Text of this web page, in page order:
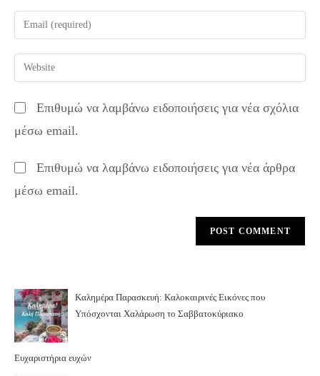
name
comment
Enter
your
email
address
comment
Enter
your
URL
(optional)
Επιθυμώ να λαμβάνω ειδοποιήσεις για νέα σχόλια
μέσω email.
Επιθυμώ να λαμβάνω ειδοποιήσεις για νέα άρθρα
μέσω email.
Καλημέρα Παρασκευή: Καλοκαιρινές Εικόνες που
Υπόσχονται Χαλάρωση το Σαββατοκύριακο
Ευχαριστήρια ευχών